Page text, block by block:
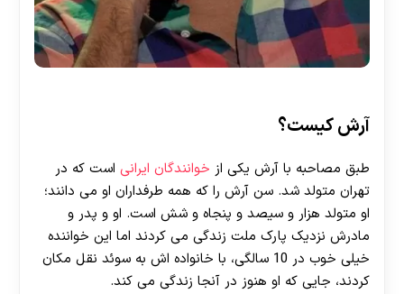
آرش کیست؟
طبق مصاحبه با آرش یکی از خوانندگان ایرانی است که در
تهران متولد شد. سن آرش را که همه طرفداران او می دانند؛
او متولد هزار و سیصد و پنجاه و شش است. او و پدر و
مادرش نزدیک پارک ملت زندگی می کردند اما این خواننده
خیلی خوب در 10 سالگی، با خانواده اش به سوئد نقل مکان
کردند، جایی که او هنوز در آنجا زندگی می کند.